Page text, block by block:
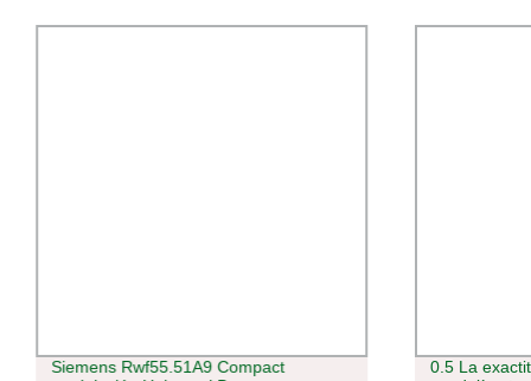
Siemens Rwf55.51A9 Compact
0.5 La